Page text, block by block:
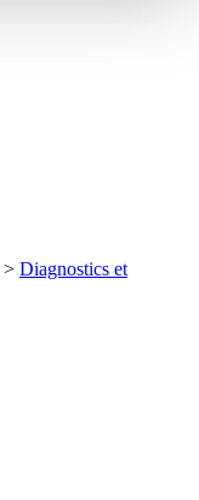
> Diagnostics et